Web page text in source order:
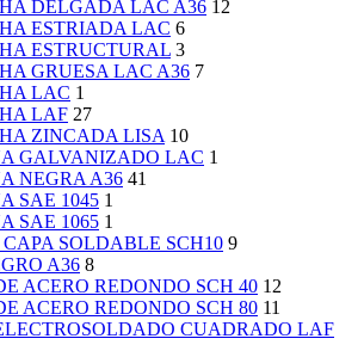
DELGADA LAC A36 12
ESTRIADA LAC 6
ESTRUCTURAL 3
GRUESA LAC A36 7
LAC 1
LAF 27
ZINCADA LISA 10
GALVANIZADO LAC 1
NEGRA A36 41
SAE 1045 1
SAE 1065 1
SOLDABLE SCH10 9
A36 8
ACERO REDONDO SCH 40 12
ACERO REDONDO SCH 80 11
CUADRADO LAF